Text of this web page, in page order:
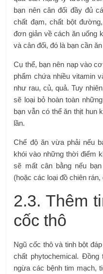
bạn nên cân đối đầy đủ
chất đạm, chất bột
đơn giản về cách ăn uống
và cân đối, đó là bạn cần
Cụ thể, bạn nên nạp vào
phẩm chứa nhiều vitamin
như rau, củ, quả. Tuy
sẽ loại bỏ hoàn toàn
bạn vẫn có thể ăn thịt hun
lần.
Chế độ ăn vừa phải nếu
khói vào những thời điểm
sẽ mất cân bằng nếu
(hoặc các loại đồ chiên rán,
2.3. Thêm
cốc thô
Ngũ cốc thô và tinh bột
chất phytochemical.
ngừa các bệnh tim mạch,